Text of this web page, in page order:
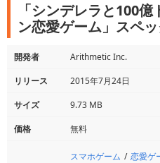
「シンデレラと100
ン恋愛ゲーム」スペ
開発者
Arithmetic Inc.
リリース
2015年7月24日
サイズ
9.73 MB
価格
無料
スマホゲーム 恋愛ゲ